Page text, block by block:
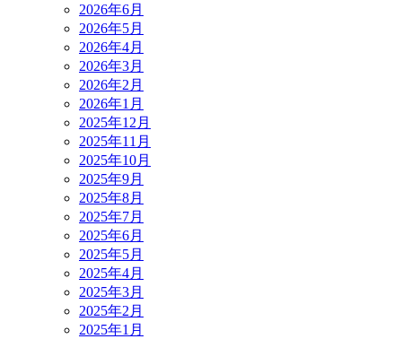
2026年6月
2026年5月
2026年4月
2026年3月
2026年2月
2026年1月
2025年12月
2025年11月
2025年10月
2025年9月
2025年8月
2025年7月
2025年6月
2025年5月
2025年4月
2025年3月
2025年2月
2025年1月